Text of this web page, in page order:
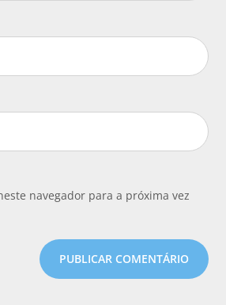
navegador para a próxima vez